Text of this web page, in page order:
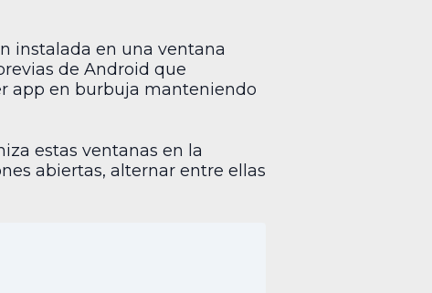
instalada en una ventana
de Android que
app en burbuja manteniendo
estas ventanas en la
abiertas, alternar entre ellas